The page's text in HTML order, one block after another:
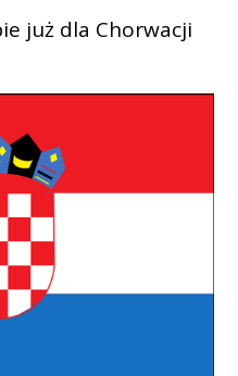
już dla Chorwacji